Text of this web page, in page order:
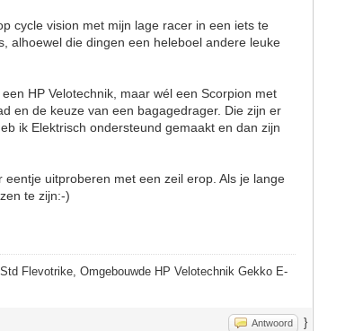
cycle vision met mijn lage racer in een iets te
alhoewel die dingen een heleboel andere leuke
HP Velotechnik, maar wél een Scorpion met
en de keuze van een bagagedrager. Die zijn er
ik Elektrisch ondersteund gemaakt en dan zijn
uitproberen met een zeil erop. Als je lange
te zijn:-)
Flevotrike, Omgebouwde HP Velotechnik Gekko E-
Antwoord }